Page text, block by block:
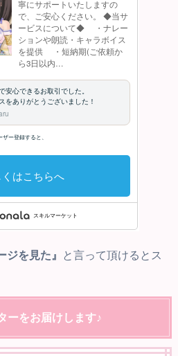
ジを見た』
と言って頂けるとス
ーをお届けします♪